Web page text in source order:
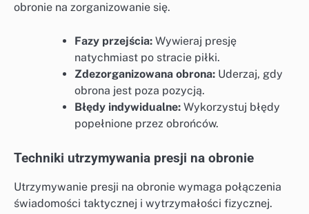
obronie na zorganizowanie się.
Fazy przejścia: Wywieraj presję
natychmiast po stracie piłki.
Zdezorganizowana obrona: Uderzaj, gdy
obrona jest poza pozycją.
Błędy indywidualne: Wykorzystuj błędy
popełnione przez obrońców.
Techniki utrzymywania presji na obronie
Utrzymywanie presji na obronie wymaga połączenia
świadomości taktycznej i wytrzymałości fizycznej.